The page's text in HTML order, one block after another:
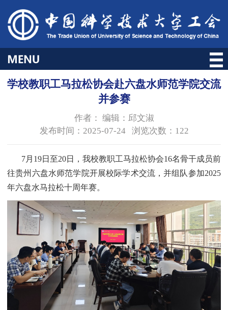
学校教职工马拉松协会赴六盘水师范学院交流
并参赛
作者： 编辑：邱文淑
发布时间：2025-07-24 浏览次数： 122
7月19日至20日，我校教职工马拉松协会16名骨干成员前
往贵州六盘水师范学院开展校际学术交流，并组队参加2025
年六盘水马拉松十周年赛。